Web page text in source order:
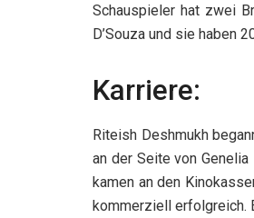
Schauspieler hat zwei
D’Souza und sie haben
Karriere:
Riteish Deshmukh
an der Seite von
kamen an den
kommerziell erfolgreich.